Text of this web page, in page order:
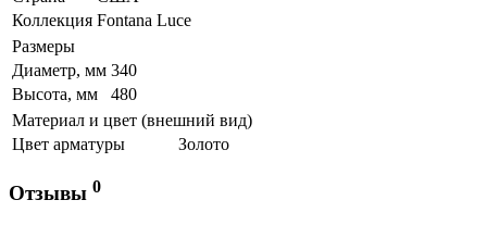
Коллекция Fontana Luce
Размеры
Диаметр, мм 340
Высота, мм
480
Материал и цвет (внешний вид)
Цвет арматуры
Золото
Отзывы 0